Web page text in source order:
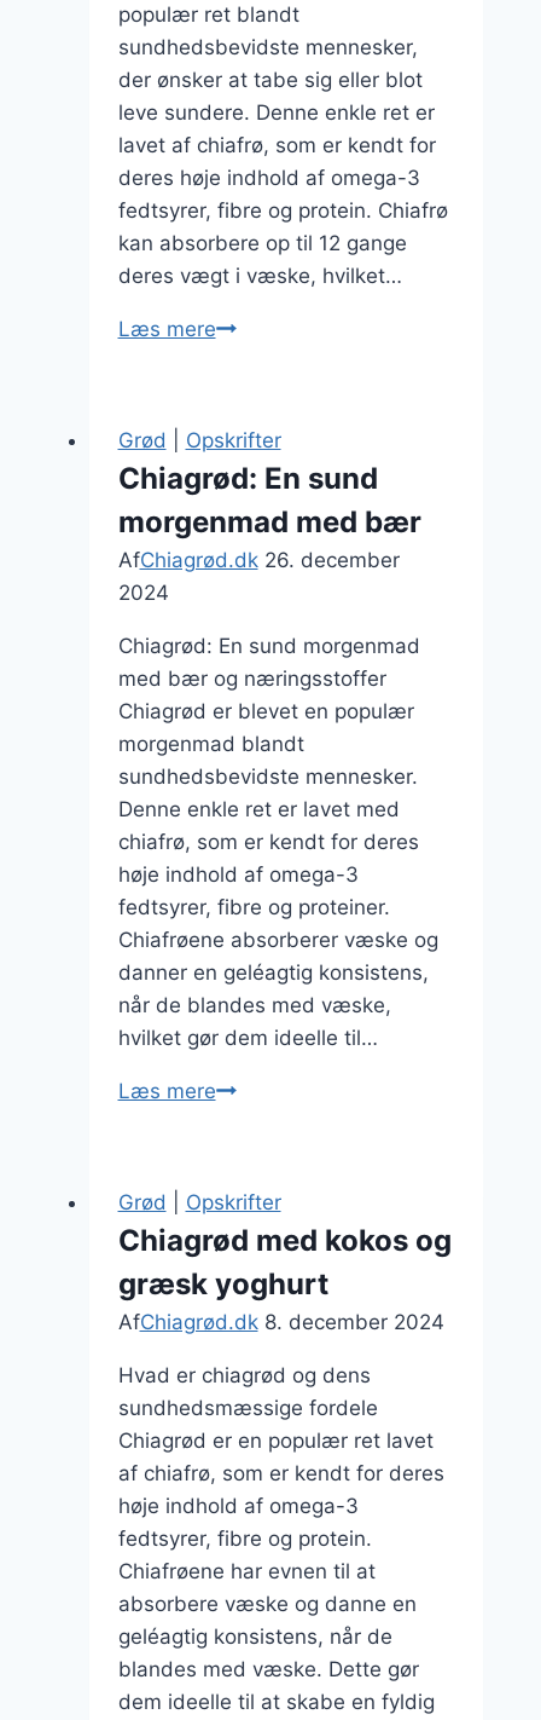
populær ret blandt
sundhedsbevidste mennesker,
der ønsker at tabe sig eller blot
leve sundere. Denne enkle ret er
lavet af chiafrø, som er kendt for
deres høje indhold af omega-3
fedtsyrer, fibre og protein. Chiafrø
kan absorbere op til 12 gange
deres vægt i væske, hvilket…
Læs mereChiagrød
praktiske
portioner
Grød Opskrifter
Chiagrød: En sund
morgenmad med bær
AfChiagrød.dk 26. december
2024
Chiagrød: En sund morgenmad
med bær og næringsstoffer
Chiagrød er blevet en populær
morgenmad blandt
sundhedsbevidste mennesker.
Denne enkle ret er lavet med
chiafrø, som er kendt for deres
høje indhold af omega-3
fedtsyrer, fibre og proteiner.
Chiafrøene absorberer væske og
danner en geléagtig konsistens,
når de blandes med væske,
hvilket gør dem ideelle til…
Læs mereChiagrød:
med
bær
Grød Opskrifter
Chiagrød med kokos og
græsk yoghurt
AfChiagrød.dk 8. december 2024
Hvad er chiagrød og dens
sundhedsmæssige fordele
Chiagrød er en populær ret lavet
af chiafrø, som er kendt for deres
høje indhold af omega-3
fedtsyrer, fibre og protein.
Chiafrøene har evnen til at
absorbere væske og danne en
geléagtig konsistens, når de
blandes med væske. Dette gør
dem ideelle til at skabe en fyldig